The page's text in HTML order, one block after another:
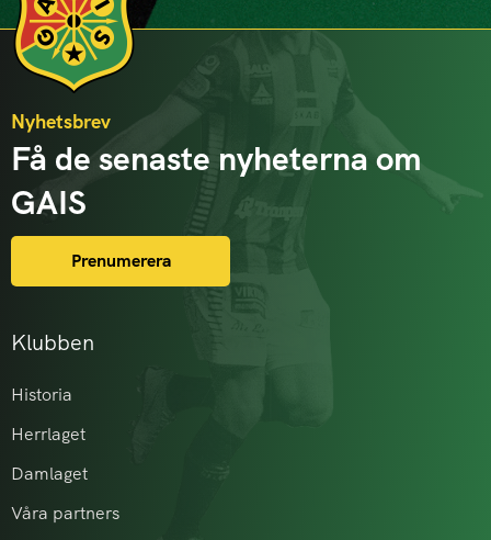
Klubben
Historia
Herrlaget
Damlaget
Våra partners
Nyhetsbrev
Få de senaste nyheterna om
GAIS
Prenumerera